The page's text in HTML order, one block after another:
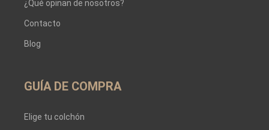
¿Qué opinan de nosotros?
Contacto
Blog
GUÍA DE COMPRA
Elige tu colchón